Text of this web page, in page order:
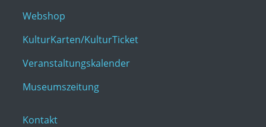
Webshop
KulturKarten/KulturTicket
Veranstaltungskalender
Museumszeitung
Kontakt